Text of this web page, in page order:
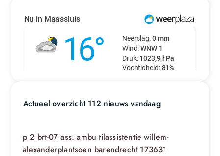
Actueel overzicht 112 nieuws vandaag
p 2 brt-07 ass. ambu tilassistentie willem-
alexanderplantsoen barendrecht 173631